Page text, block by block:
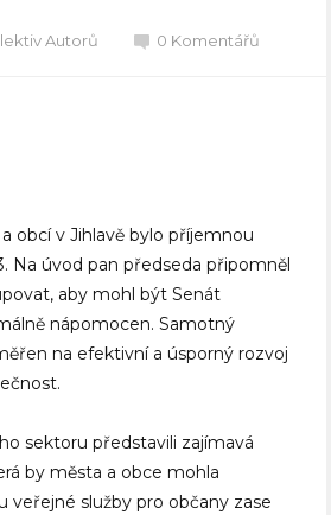
Autorů 0 Komentářů
obcí v Jihlavě bylo příjemnou
Na úvod pan předseda připomněl
aby mohl být Senát
nápomocen. Samotný
na efektivní a úsporný rozvoj
sektoru představili zajímavá
by města a obce mohla
veřejné služby pro občany zase